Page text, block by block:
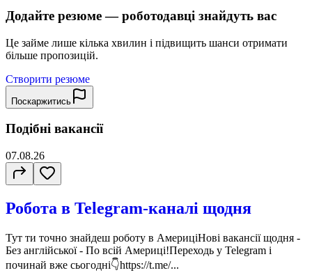
Додайте резюме — роботодавці знайдуть вас
Це займе лише кілька хвилин і підвищить шанси отримати
більше пропозицій.
Створити резюме
Поскаржитись
Подібні вакансії
07.08.26
Робота в Telegram-каналі щодня
Тут ти точно знайдеш роботу в АмериціНові вакансії щодня -
Без англійської - По всій Америці!Переходь у Telegram і
починай вже сьогодні👇https://t.me/...